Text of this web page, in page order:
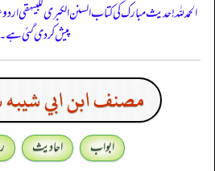
الحمدللہ! حدیث مبارک کی کتاب السنن الكبرى
پیش کر دی گئی ہے۔
مصنف ابن ابي
ابواب احادیث